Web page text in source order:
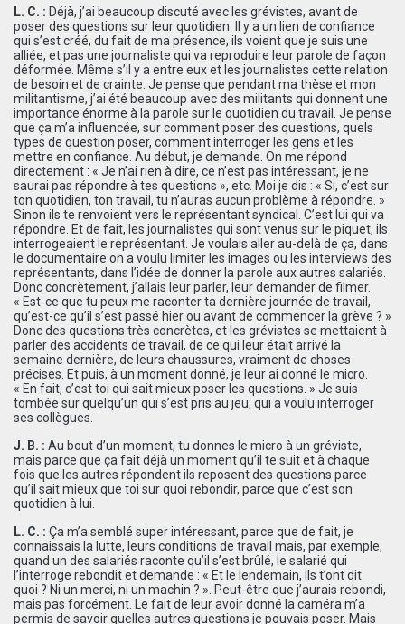
L. C. : Déjà, j’ai beaucoup discuté avec les grévistes, avant de
poser des questions sur leur quotidien. Il y a un lien de confiance
qui s’est créé, du fait de ma présence, ils voient que je suis une
alliée, et pas une journaliste qui va reproduire leur parole de façon
déformée. Même s’il y a entre eux et les journalistes cette relation
de besoin et de crainte. Je pense que pendant ma thèse et mon
militantisme, j’ai été beaucoup avec des militants qui donnent une
importance énorme à la parole sur le quotidien du travail. Je pense
que ça m’a influencée, sur comment poser des questions, quels
types de question poser, comment interroger les gens et les
mettre en confiance. Au début, je demande. On me répond
directement : « Je n’ai rien à dire, ce n’est pas intéressant, je ne
saurai pas répondre à tes questions », etc. Moi je dis : « Si, c’est sur
ton quotidien, ton travail, tu n’auras aucun problème à répondre. »
Sinon ils te renvoient vers le représentant syndical. C’est lui qui va
répondre. Et de fait, les journalistes qui sont venus sur le piquet, ils
interrogeaient le représentant. Je voulais aller au-delà de ça, dans
le documentaire on a voulu limiter les images ou les interviews des
représentants, dans l’idée de donner la parole aux autres salariés.
Donc concrètement, j’allais leur parler, leur demander de filmer.
« Est-ce que tu peux me raconter ta dernière journée de travail,
qu’est-ce qu’il s’est passé hier ou avant de commencer la grève ? »
Donc des questions très concrètes, et les grévistes se mettaient à
parler des accidents de travail, de ce qui leur était arrivé la
semaine dernière, de leurs chaussures, vraiment de choses
précises. Et puis, à un moment donné, je leur ai donné le micro.
« En fait, c’est toi qui sait mieux poser les questions. » Je suis
tombée sur quelqu’un qui s’est pris au jeu, qui a voulu interroger
ses collègues.
J. B. : Au bout d’un moment, tu donnes le micro à un gréviste,
mais parce que ça fait déjà un moment qu’il te suit et à chaque
fois que les autres répondent ils reposent des questions parce
qu’il sait mieux que toi sur quoi rebondir, parce que c’est son
quotidien à lui.
L. C. : Ça m’a semblé super intéressant, parce que de fait, je
connaissais la lutte, leurs conditions de travail mais, par exemple,
quand un des salariés raconte qu’il s’est brûlé, le salarié qui
l’interroge rebondit et demande : « Et le lendemain, ils t’ont dit
quoi ? Ni un merci, ni un machin ? ». Peut-être que j’aurais rebondi,
mais pas forcément. Le fait de leur avoir donné la caméra m’a
permis de savoir quelles autres questions je pouvais poser. Mais